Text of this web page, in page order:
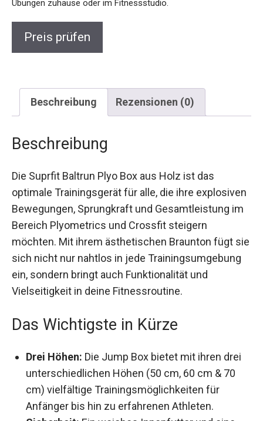
Beschreibung Rezensionen (0)
Beschreibung
optimale Trainingsgerät für alle, die ihre
explosiven Bewegungen, Sprungkraft und
Gesamtleistung im Bereich Plyometrics und
Crossfit steigern möchten. Mit ihrem
ästhetischen Braunton fügt sie sich nicht nur
nahtlos in jede Trainingsumgebung ein, sondern
bringt auch Funktionalität und Vielseitigkeit in
deine Fitnessroutine.
Das Wichtigste in Kürze
Drei Höhen: Die Jump Box bietet mit ihren drei
unterschiedlichen Höhen (50 cm, 60 cm & 70
cm) vielfältige Trainingsmöglichkeiten für
Anfänger bis hin zu erfahrenen Athleten.